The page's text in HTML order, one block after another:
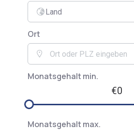
Land
Ort
Monatsgehalt min.
€0
Monatsgehalt max.